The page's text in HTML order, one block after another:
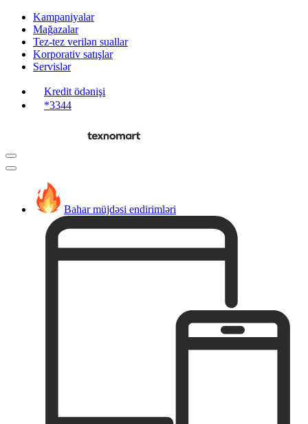
Kampaniyalar
Mağazalar
Tez-tez verilən suallar
Korporativ satışlar
Servislər
Kredit ödənişi
*3344
Bahar müjdəsi endirimləri